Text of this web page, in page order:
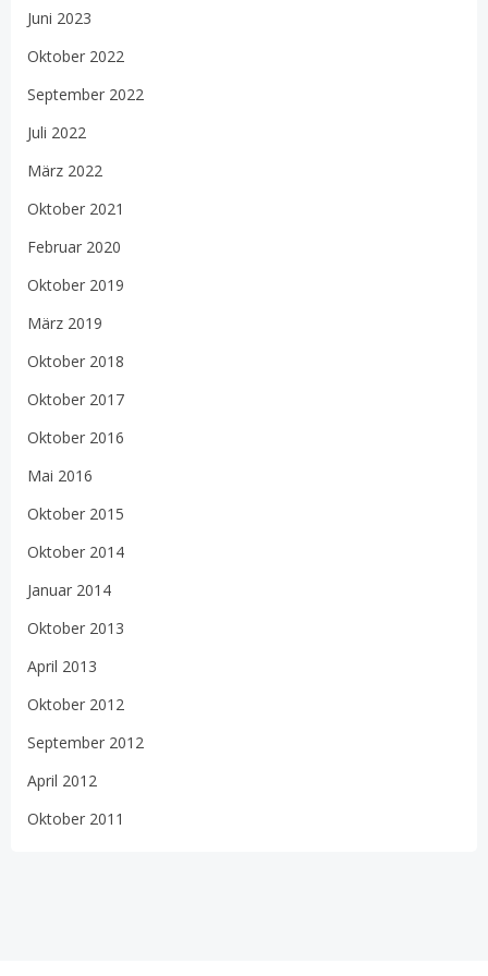
Juni 2023
Oktober 2022
September 2022
Juli 2022
März 2022
Oktober 2021
Februar 2020
Oktober 2019
März 2019
Oktober 2018
Oktober 2017
Oktober 2016
Mai 2016
Oktober 2015
Oktober 2014
Januar 2014
Oktober 2013
April 2013
Oktober 2012
September 2012
April 2012
Oktober 2011